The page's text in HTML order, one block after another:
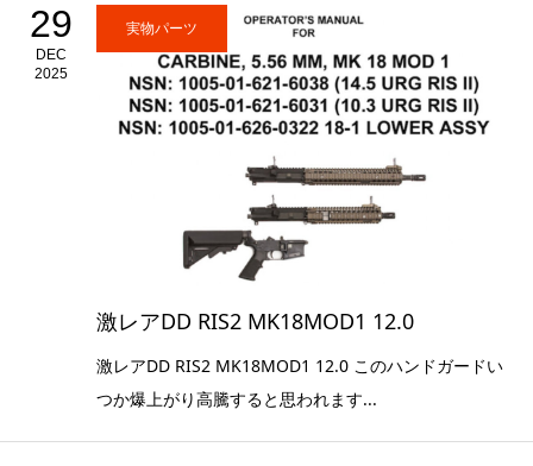
29
DEC
2025
実物パーツ
激レアDD RIS2 MK18MOD1 12.0
激レアDD RIS2 MK18MOD1 12.0 このハンドガードい
つか爆上がり高騰すると思われます...